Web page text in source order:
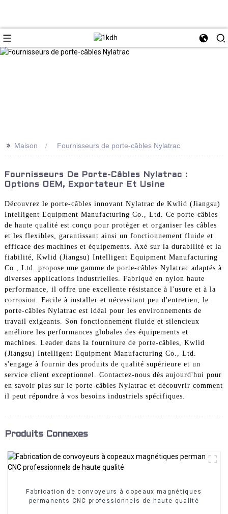
>> Maison Fournisseurs de porte-câbles Nylatrac
Fournisseurs De Porte-Câbles Nylatrac :
Options OEM, Exportateur Et Usine
Découvrez le porte-câbles innovant Nylatrac de Kwlid (Jiangsu)
Intelligent Equipment Manufacturing Co., Ltd. Ce porte-câbles
de haute qualité est conçu pour protéger et organiser les câbles
et les flexibles, garantissant ainsi un fonctionnement fluide et
efficace des machines et équipements. Axé sur la durabilité et la
fiabilité, Kwlid (Jiangsu) Intelligent Equipment Manufacturing
Co., Ltd. propose une gamme de porte-câbles Nylatrac adaptés à
diverses applications industrielles. Fabriqué en nylon haute
performance, il offre une excellente résistance à l'usure et à la
corrosion. Facile à installer et nécessitant peu d'entretien, le
porte-câbles Nylatrac est idéal pour les environnements de
travail exigeants. Son fonctionnement fluide et silencieux
améliore les performances globales des équipements et
machines. Leader dans la fourniture de porte-câbles, Kwlid
(Jiangsu) Intelligent Equipment Manufacturing Co., Ltd.
s'engage à fournir des produits de qualité supérieure et un
service client exceptionnel. Contactez-nous dès aujourd'hui pour
en savoir plus sur le porte-câbles Nylatrac et découvrir comment
il peut répondre à vos besoins industriels spécifiques.
Produits Connexes
Fabrication de convoyeurs à copeaux magnétiques
permanents CNC professionnels de haute qualité